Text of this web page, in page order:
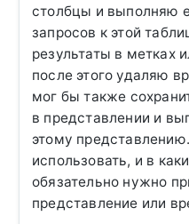
столбцы и выполняю
запросов к этой
результаты в метках
после этого удаляю
мог бы также
в представлении и
этому
использовать, и в
обязательно нужно
представление или